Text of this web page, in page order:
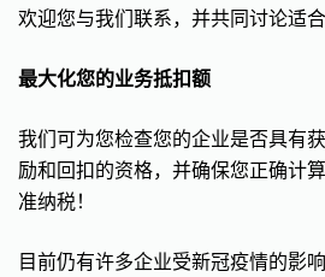
欢迎您与我们联系，并共同讨论适合
最大化您的业务抵扣额
我们可为您检查您的企业是否具有
励和回扣的资格，并确保您正确计
准纳税！
目前仍有许多企业受新冠疫情的影